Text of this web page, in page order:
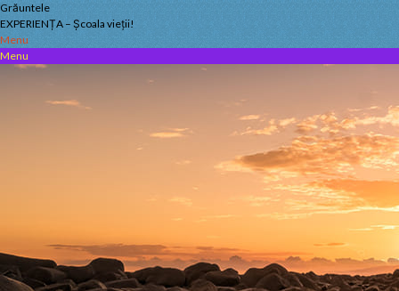
Skip
to
content
Grăuntele
EXPERIENȚA – Școala vieții!
Menu
Menu